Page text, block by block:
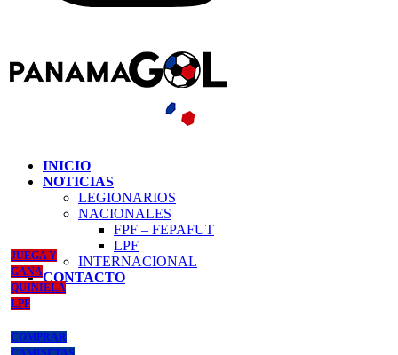
INICIO
NOTICIAS
LEGIONARIOS
NACIONALES
FPF – FEPAFUT
LPF
INTERNACIONAL
CONTACTO
JUEGA Y
GANA
QUINIELA
LPF
COMPRAR